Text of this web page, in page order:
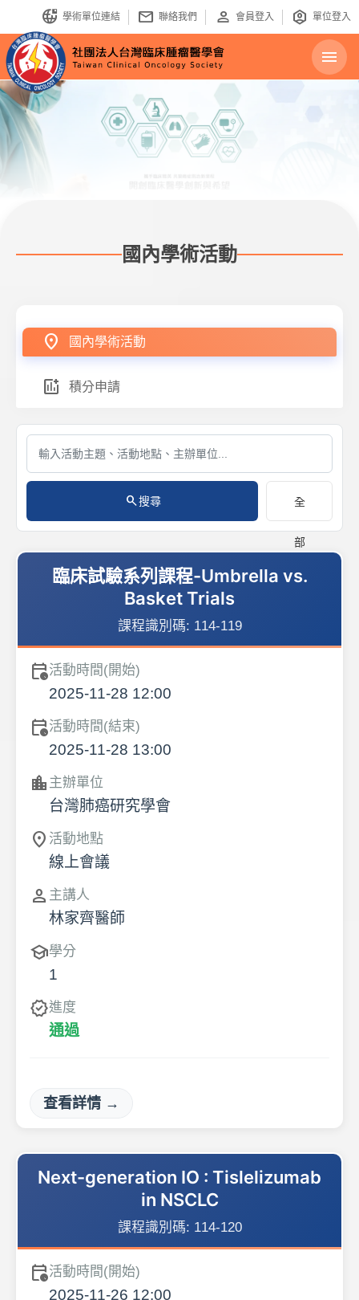
bring_your_own_ip 學術單位連結 mail 聯絡我們 person 會員登入 identity_platform 單位登入
menu
國內學術活動
location_on 國內學術活動
add_chart 積分申請
search搜尋 全
部
臨床試驗系列課程-Umbrella vs.
Basket Trials
課程識別碼: 114-119
calendar_clock活動時間(開始)
2025-11-28 12:00
calendar_clock活動時間(結束)
2025-11-28 13:00
location_city 主辦單位
台灣肺癌研究學會
location_on 活動地點
線上會議
person 主講人
林家齊醫師
school學分
1
verified進度
通過
查看詳情 →
Next-generation IO : Tislelizumab
in NSCLC
課程識別碼: 114-120
calendar_clock活動時間(開始)
2025-11-26 12:00